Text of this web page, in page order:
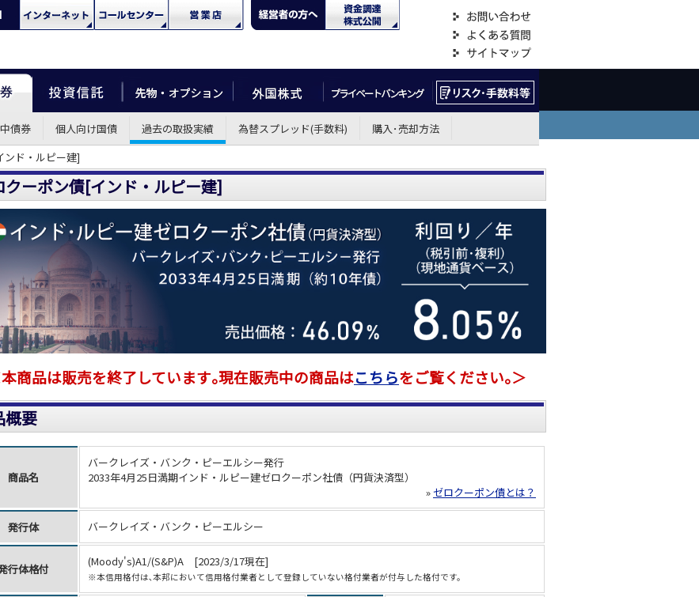
債券 個人向け国債 過去の取扱実績 為替スプレッド(手数料)
購入･売却方法
ド・ルピー建]
クーポン債[インド・ルピー建]
商品は販売を終了しています｡現在販売中の商品はこちらをご覧ください｡＞
概要
商品名
バークレイズ・バンク・ピーエルシー発行
2033年4月25日満期インド・ルピー建ゼロクーポン社債（円貨決済型）
»ゼロクーポン債とは？
発行体 バークレイズ・バンク・ピーエルシー
行体格付
(Moody's)A1/(S&P)A [2023/3/17現在]
※本信用格付は､本邦において信用格付業者として登録していない格付業者が付与した格付です。